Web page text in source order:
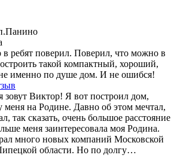
ребят поверил. Поверил, что можно в
такой компактный, хороший,
именно по душе дом. И не ошибся!
Виктор! Я вот построил дом,
меня на Родине. Давно об этом мечтал,
так сказать, очень большое расстояние
меня заинтересовала моя Родина.
много новых компаний Московской
области. Но по долгу…